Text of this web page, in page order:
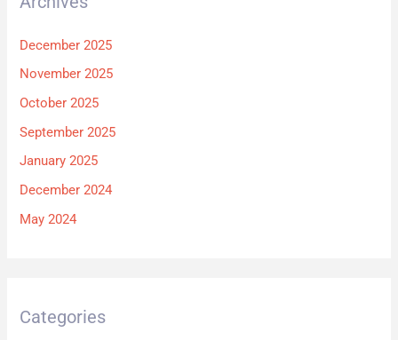
December 2025
November 2025
October 2025
September 2025
January 2025
December 2024
May 2024
Categories